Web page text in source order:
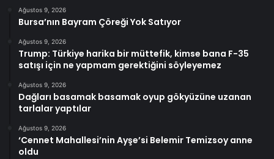
Ağustos 9, 2026
Bursa’nın Bayram Çöreği Yok Satıyor
Ağustos 9, 2026
Trump: Türkiye harika bir müttefik, kimse bana F-35
satışı için ne yapmam gerektiğini söyleyemez
Ağustos 9, 2026
Dağları basamak basamak oyup gökyüzüne uzanan
tarlalar yaptılar
Ağustos 9, 2026
‘Cennet Mahallesi’nin Ayşe’si Belemir Temizsoy anne
oldu